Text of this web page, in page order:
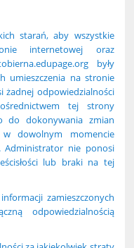
starań, aby wszystkie
internetowej oraz
były
umieszczenia na stronie
odpowiedzialności
tej strony
do dokonywania zmian
dowolnym momencie
Administrator nie ponosi
lub braki na tej
zamieszczonych
odpowiedzialnością